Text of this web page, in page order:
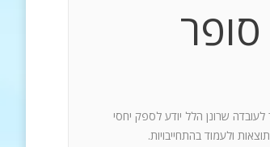
סופר
לעובדה שרונן הלל יודע לספק יחסי
ולעמוד בהתחייבויות.